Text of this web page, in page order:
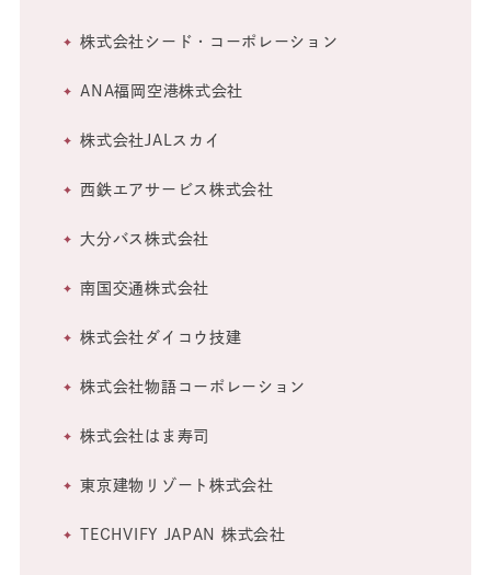
株式会社シード・コーポレーション
ANA福岡空港株式会社
株式会社JALスカイ
西鉄エアサービス株式会社
大分バス株式会社
南国交通株式会社
株式会社ダイコウ技建
株式会社物語コーポレーション
株式会社はま寿司
東京建物リゾート株式会社
TECHVIFY JAPAN 株式会社